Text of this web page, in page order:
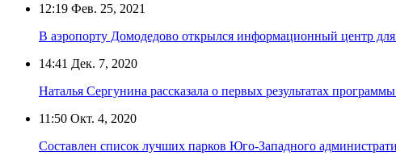
12:19 Фев. 25, 2021
В аэропорту Домодедово открылся информационный центр для
14:41 Дек. 7, 2020
Наталья Сергунина рассказала о первых результатах
11:50 Окт. 4, 2020
Составлен список лучших парков Юго-Западного